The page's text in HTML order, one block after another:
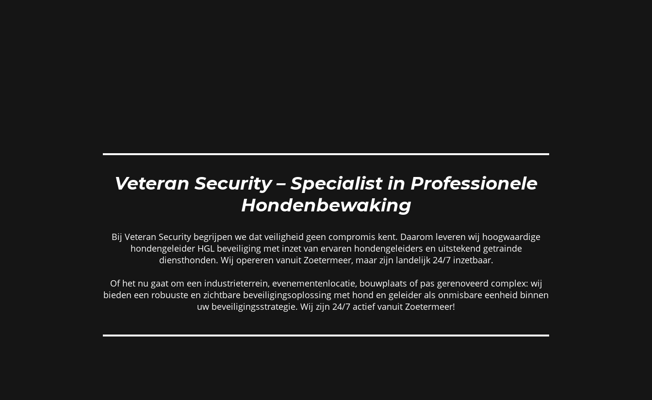
Veteran Security – Specialist in Professionele
Hondenbewaking
Bij Veteran Security begrijpen we dat veiligheid geen compromis kent. Daarom leveren wij hoogwaardige
hondengeleider HGL beveiliging met inzet van ervaren hondengeleiders en uitstekend getrainde
diensthonden. Wij opereren vanuit Zoetermeer, maar zijn landelijk 24/7 inzetbaar.
Of het nu gaat om een industrieterrein, evenementenlocatie, bouwplaats of pas gerenoveerd complex: wij
bieden een robuuste en zichtbare beveiligingsoplossing met hond en geleider als onmisbare eenheid binnen
uw beveiligingsstrategie. Wij zijn 24/7 actief vanuit Zoetermeer!